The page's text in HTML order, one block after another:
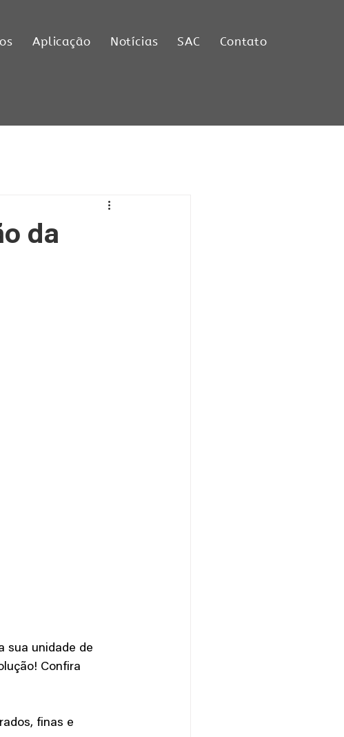
Aplicação Notícias SAC Contato
da
sua unidade de
Confira
finas e